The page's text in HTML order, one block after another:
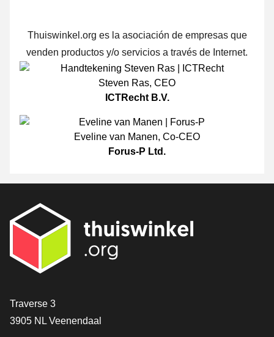
Thuiswinkel.org es la asociación de empresas que
venden productos y/o servicios a través de Internet.
Steven Ras, CEO
ICTRecht B.V.
Eveline van Manen, Co-CEO
Forus-P Ltd.
[_General:Contact]
Traverse 3
3905 NL Veenendaal